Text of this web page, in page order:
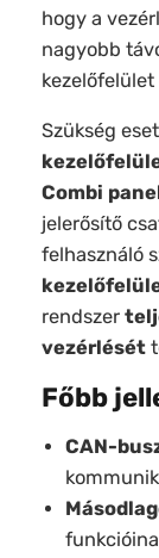
hogy a
nagyobb
kezelőfelület
Szükség
Combi
jelerősítő
felhasználó
rendszer
vezérlését
Főbb
CAN-